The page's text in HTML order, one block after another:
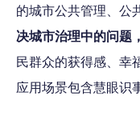
的城市公共管理、公
决城市治理中的问题
民群众的获得感、幸
应用场景包含慧眼识